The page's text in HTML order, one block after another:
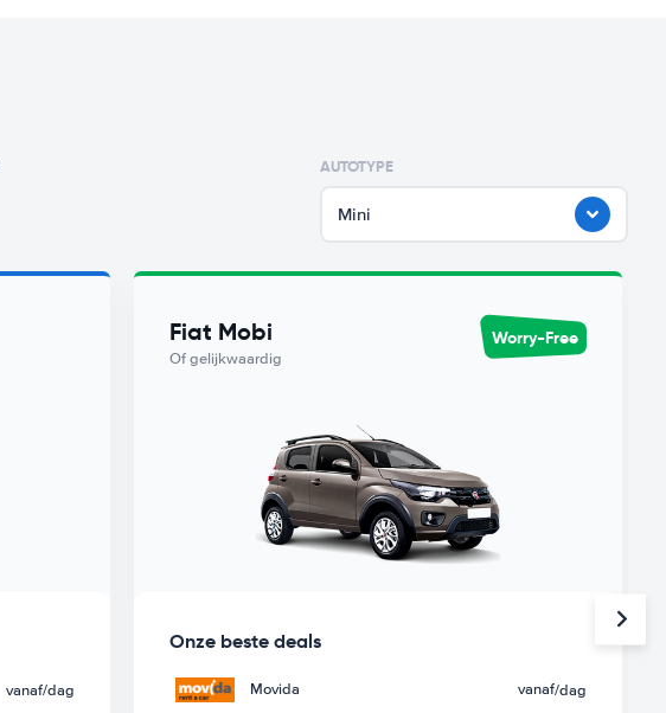
AUTOTYPE
Mini
vanaf/dag
Fiat Mobi
Of gelijkwaardig
Worry-Free
Onze beste deals
Movida vanaf/dag